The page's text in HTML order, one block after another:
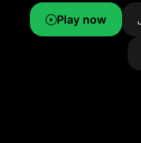
Play now